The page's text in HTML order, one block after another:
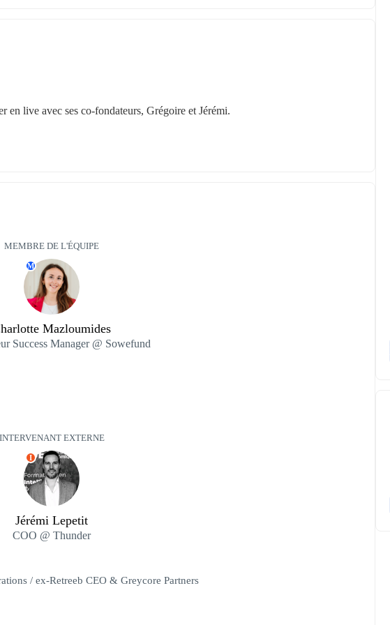
en live avec ses co-fondateurs, Grégoire et Jérémi.
MEMBRE DE L'ÉQUIPE
M
Mazloumides
Success Manager @ Sowefund
INTERVENANT EXTERNE
I
Jérémi Lepetit
COO @ Thunder
/ ex-Retreeb CEO & Greycore Partners